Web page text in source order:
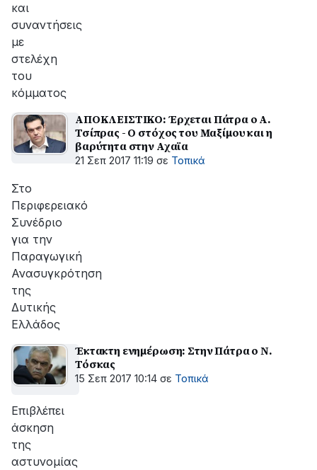
και
συναντήσεις
με
στελέχη
του
κόμματος
ΑΠΟΚΛΕΙΣΤΙΚΟ: Έρχεται Πάτρα ο Α.
Τσίπρας - Ο στόχος του Μαξίμου και η
βαρύτητα στην Αχαϊα
21 Σεπ 2017 11:19 σε Τοπικά
Στο
Περιφερειακό
Συνέδριο
για την
Παραγωγική
Ανασυγκρότηση
της
Δυτικής
Ελλάδος
Έκτακτη ενημέρωση: Στην Πάτρα ο Ν.
Τόσκας
15 Σεπ 2017 10:14 σε Τοπικά
Επιβλέπει
άσκηση
της
αστυνομίας